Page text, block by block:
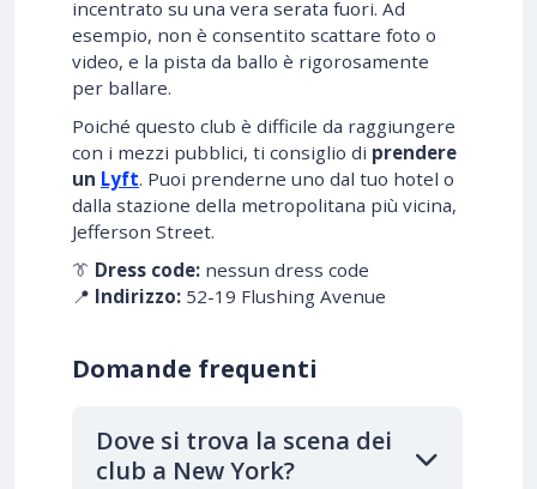
incentrato su una vera serata fuori. Ad
esempio, non è consentito scattare foto o
video, e la pista da ballo è rigorosamente
per ballare.
Poiché questo club è difficile da raggiungere
con i mezzi pubblici, ti consiglio di prendere
un Lyft. Puoi prenderne uno dal tuo hotel o
dalla stazione della metropolitana più vicina,
Jefferson Street.
👔 Dress code: nessun dress code
📍 Indirizzo: 52-19 Flushing Avenue
Domande frequenti
Dove si trova la scena dei
club a New York?